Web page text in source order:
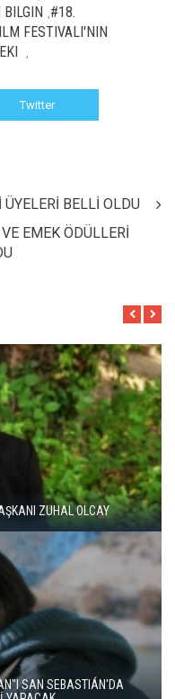
#18.
FESTIVALI'NIN
Twitter
BELLİ OLDU
EMEK ÖDÜLLERİ
ZUHAL OLCAY
SAN SEBASTIÁN'DA